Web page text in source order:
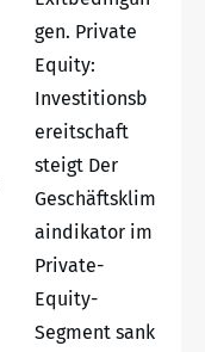
gen. Private
Equity:
Investitionsb
ereitschaft
steigt Der
Geschäftsklim
aindikator im
Private-
Equity-
Segment sank